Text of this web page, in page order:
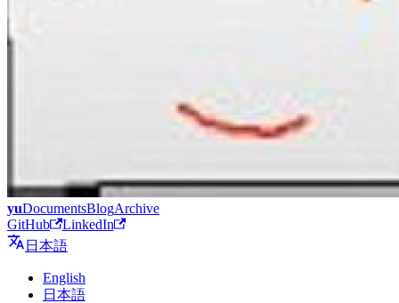
yuDocumentsBlogArchive
GitHub
LinkedIn
日本語
English
日本語